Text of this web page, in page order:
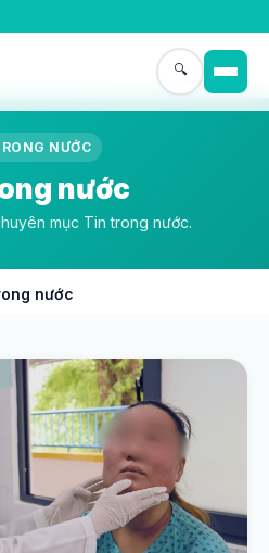
🔍
NƯỚC
nước
mục Tin trong nước.
nước